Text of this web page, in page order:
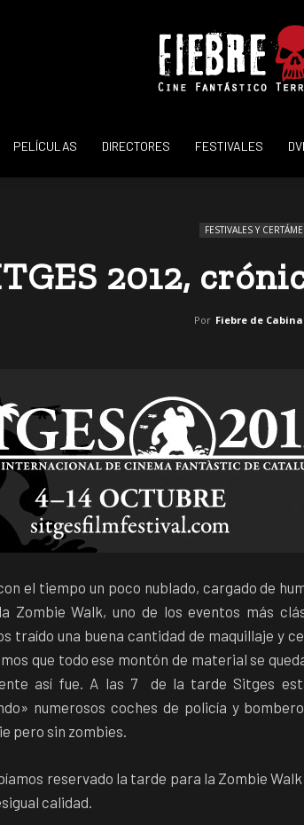
PELÍCULAS DIRECTORES FESTIVALES
FESTIVALES Y
2012,
Por Fiebre de Cabina
el tiempo un poco nublado, cargado de
Zombie Walk, uno de los eventos más
traído una buena cantidad de maquillaje y
que todo ese montón de material se
así fue. A las 7 de la tarde Sitges
numerosos coches de policía y
pero sin zombies.
reservado la tarde para la Zombie Walk
calidad.